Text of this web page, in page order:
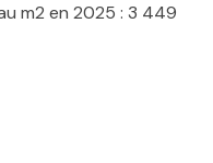
m2 en 2025 : 3 449